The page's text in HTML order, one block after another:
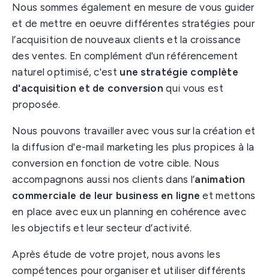
Nous sommes également en mesure de vous guider
et de mettre en oeuvre différentes stratégies pour
l’acquisition de nouveaux clients et la croissance
des ventes. En complément d'un référencement
naturel optimisé, c'est une stratégie complète
d'acquisition et de conversion qui vous est
proposée.
Nous pouvons travailler avec vous sur la création et
la diffusion d'e-mail marketing les plus propices à la
conversion en fonction de votre cible. Nous
accompagnons aussi nos clients dans l’animation
commerciale de leur business en ligneet mettons
en place avec eux un planning en cohérence avec
les objectifs et leur secteur d’activité.
Après étude de votre projet, nous avons les
compétences pour organiser et utiliser différents